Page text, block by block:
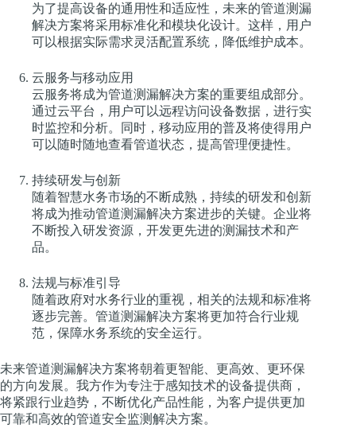
为了提高设备的通用性和适应性，未来的管道测漏
解决方案将采用标准化和模块化设计。这样，用户
可以根据实际需求灵活配置系统，降低维护成本。
云服务与移动应用
云服务将成为管道测漏解决方案的重要组成部分。
通过云平台，用户可以远程访问设备数据，进行实
时监控和分析。同时，移动应用的普及将使得用户
可以随时随地查看管道状态，提高管理便捷性。
持续研发与创新
随着智慧水务市场的不断成熟，持续的研发和创新
将成为推动管道测漏解决方案进步的关键。企业将
不断投入研发资源，开发更先进的测漏技术和产
品。
法规与标准引导
随着政府对水务行业的重视，相关的法规和标准将
逐步完善。管道测漏解决方案将更加符合行业规
范，保障水务系统的安全运行。
未来管道测漏解决方案将朝着更智能、更高效、更环保
的方向发展。我方作为专注于感知技术的设备提供商，
将紧跟行业趋势，不断优化产品性能，为客户提供更加
可靠和高效的管道安全监测解决方案。